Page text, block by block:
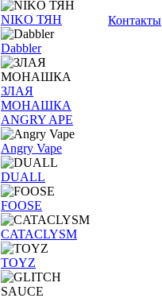
NIKO ТЯН
Dabbler
ЗЛАЯ
МОНАШКА
ANGRY APE
Angry Vape
DUALL
FOOSE
CATACLYSM
TOYZ
Контакты